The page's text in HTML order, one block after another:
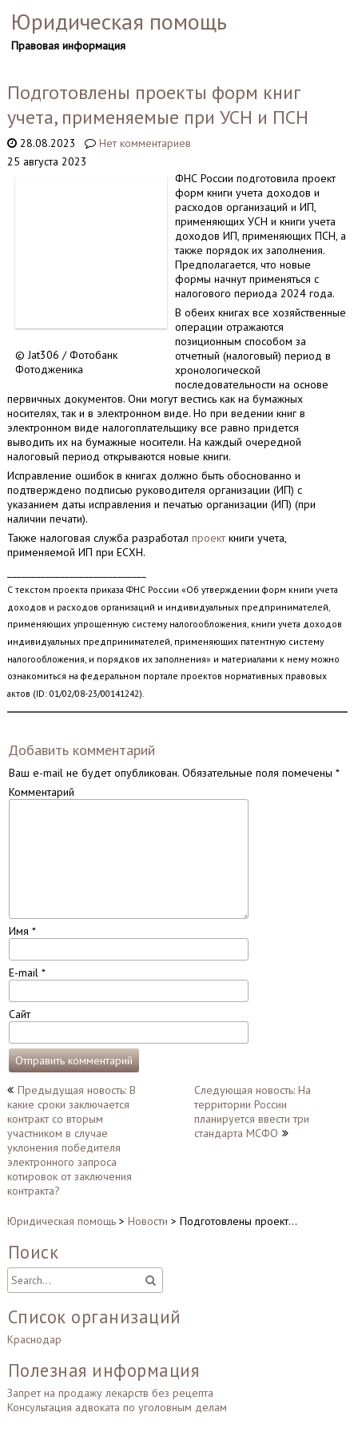
Юридическая помощь
Правовая информация
Подготовлены проекты форм книг
учета, применяемые при УСН и ПСН
28.08.2023
Нет комментариев
25 августа 2023
© Jat306 / Фотобанк
Фотодженика
ФНС России подготовила проект
форм книги учета доходов и
расходов организаций и ИП,
применяющих УСН и книги учета
доходов ИП, применяющих ПСН, а
также порядок их заполнения.
Предполагается, что новые
формы начнут применяться с
налогового периода 2024 года.
В обеих книгах все хозяйственные
операции отражаются
позиционным способом за
отчетный (налоговый) период в
хронологической
последовательности на основе
первичных документов. Они могут вестись как на бумажных
носителях, так и в электронном виде. Но при ведении книг в
электронном виде налогоплательщику все равно придется
выводить их на бумажные носители. На каждый очередной
налоговый период открываются новые книги.
Исправление ошибок в книгах должно быть обоснованно и
подтверждено подписью руководителя организации (ИП) с
указанием даты исправления и печатью организации (ИП) (при
наличии печати).
Также налоговая служба разработал проекткниги учета,
применяемой ИП при ЕСХН.
С текстом проекта приказа ФНС России «Об утверждении форм книги учета
доходов и расходов организаций и индивидуальных предпринимателей,
применяющих упрощенную систему налогообложения, книги учета доходов
индивидуальных предпринимателей, применяющих патентную систему
налогообложения, и порядков их заполнения» и материалами к нему можно
ознакомиться на федеральном портале проектов нормативных правовых
актов (ID: 01/02/08-23/00141242).
Добавить комментарий
Ваш e-mail не будет опубликован.Обязательные поля помечены *
Комментарий
Имя *
E-mail *
Сайт
Навигация
по
записям
Предыдущая новость: В
какие сроки заключается
контракт со вторым
участником в случае
уклонения победителя
электронного запроса
котировок от заключения
контракта?
Следующая новость: На
территории России
планируется ввести три
стандарта МСФО
Юридическая помощь> Новости > Подготовлены проект…
Поиск
Список организаций
Краснодар
Полезная информация
Запрет на продажу лекарств без рецепта
Консультация адвоката по уголовным делам